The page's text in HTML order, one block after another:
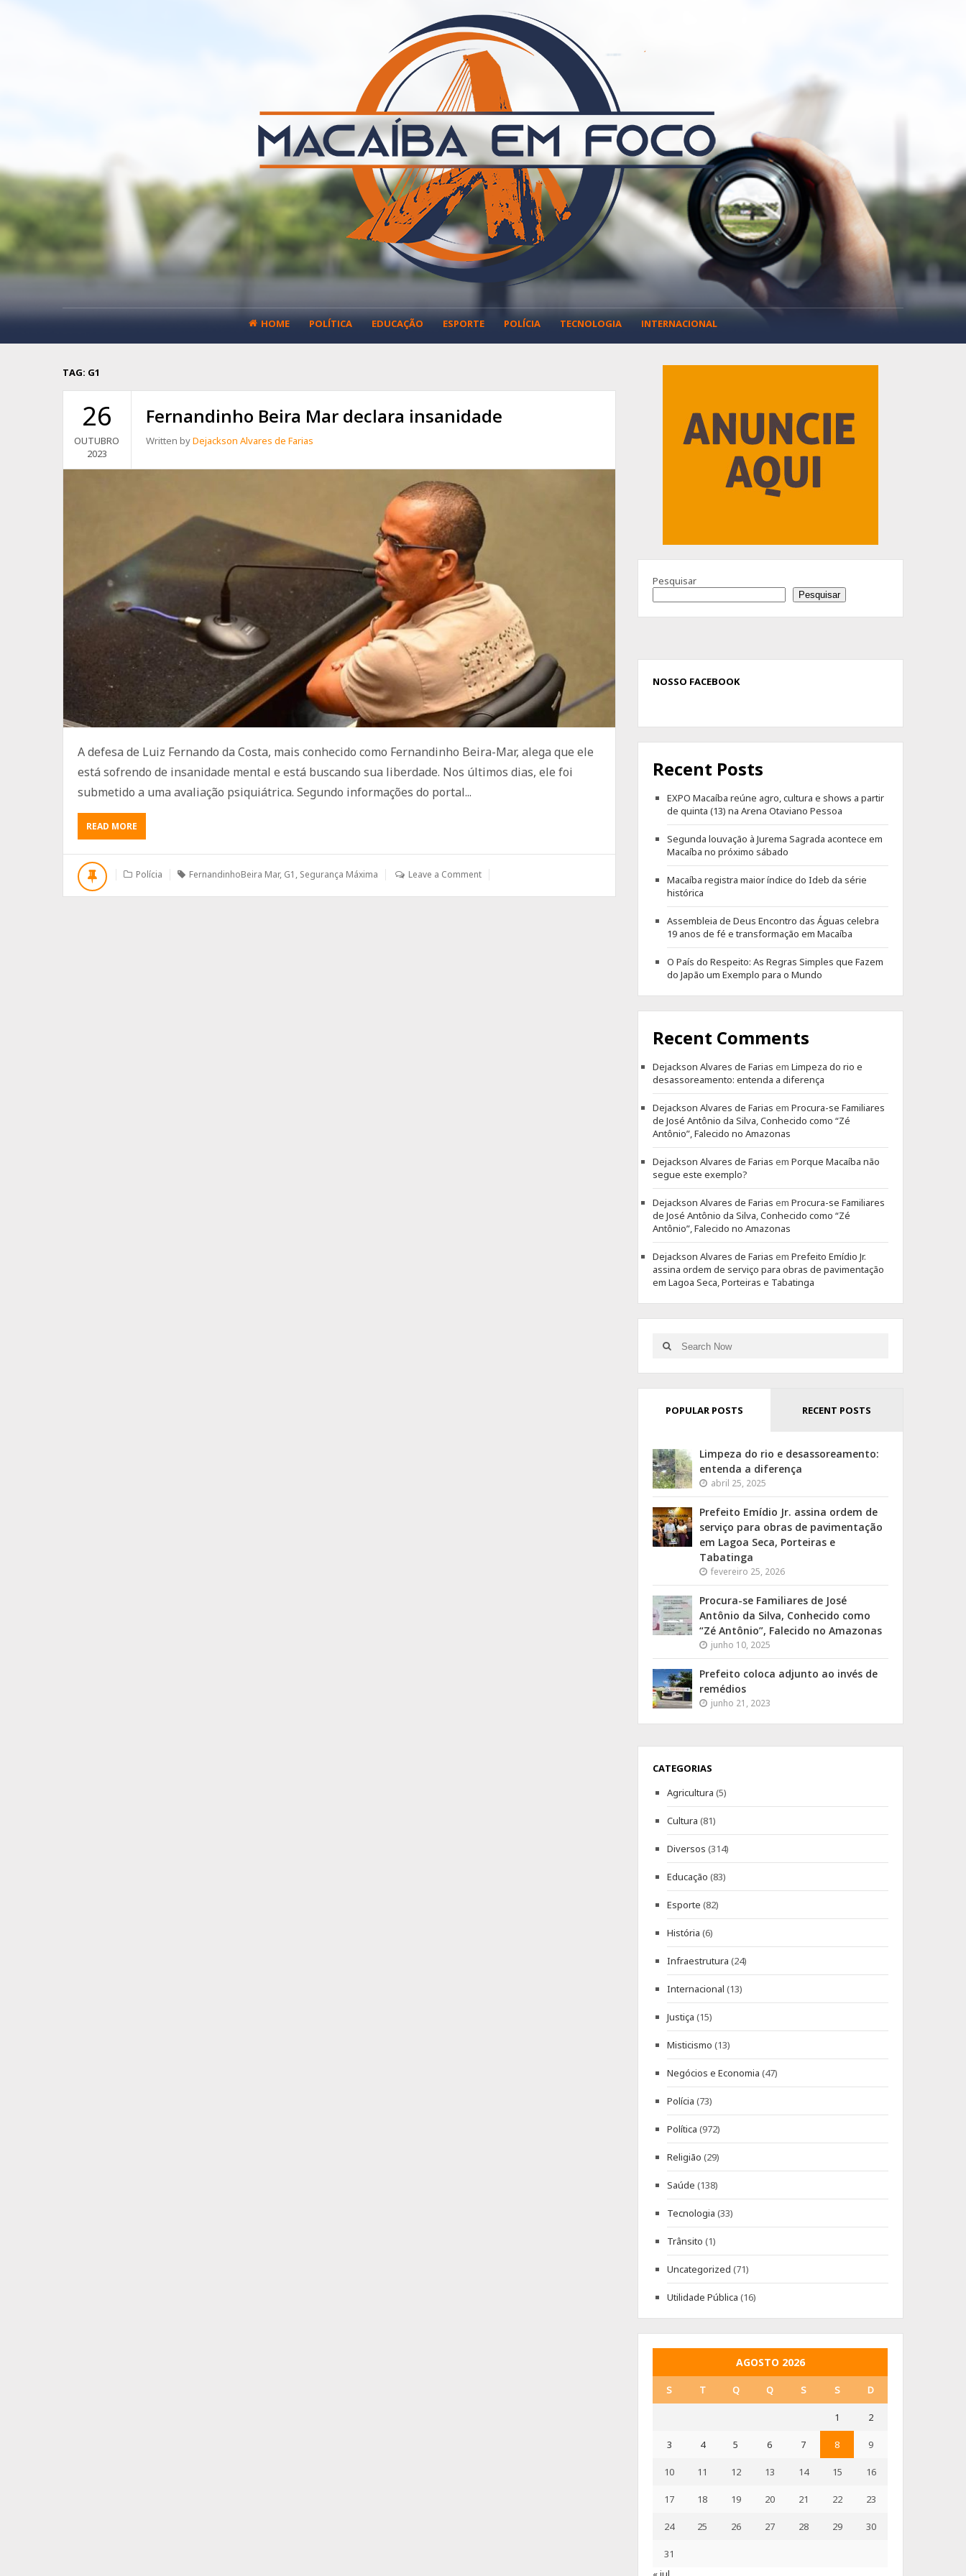
HOME POLÍTICA EDUCAÇÃO ESPORTE POLÍCIA TECNOLOGIA INTERNACIONAL
TAG: G1
26
OUTUBRO
2023
Fernandinho Beira Mar declara insanidade
Written byDejackson Alvares de Farias
A defesa de Luiz Fernando da Costa, mais conhecido como Fernandinho Beira-Mar, alega que ele
está sofrendo de insanidade mental e está buscando sua liberdade. Nos últimos dias, ele foi
submetido a uma avaliação psiquiátrica. Segundo informações do portal...
READ MORE
FERNANDINHO
BEIRA
DECLARA
INSANIDADE
Polícia FernandinhoBeira Mar, G1 , Segurança Máxima Leave a Comment
Pesquisar
Pesquisar
NOSSO FACEBOOK
Recent Posts
EXPO Macaíba reúne agro, cultura e shows a partir
de quinta (13) na Arena Otaviano Pessoa
Segunda louvação à Jurema Sagrada acontece em
Macaíba no próximo sábado
Macaíba registra maior índice do Ideb da série
histórica
Assembleia de Deus Encontro das Águas celebra
19 anos de fé e transformação em Macaíba
O País do Respeito: As Regras Simples que Fazem
do Japão um Exemplo para o Mundo
Recent Comments
Dejackson Alvares de Farias emLimpeza do rio e
desassoreamento: entenda a diferença
Dejackson Alvares de Farias emProcura-se Familiares
de José Antônio da Silva, Conhecido como “Zé
Antônio”, Falecido no Amazonas
Dejackson Alvares de Farias emPorque Macaíba não
segue este exemplo?
Dejackson Alvares de Farias emProcura-se Familiares
de José Antônio da Silva, Conhecido como “Zé
Antônio”, Falecido no Amazonas
Dejackson Alvares de Farias emPrefeito Emídio Jr.
assina ordem de serviço para obras de pavimentação
em Lagoa Seca, Porteiras e Tabatinga
Search
for:
Search
POPULAR POSTS RECENT POSTS
Limpeza do rio e desassoreamento:
entenda a diferença
abril 25, 2025
Prefeito Emídio Jr. assina ordem de
serviço para obras de pavimentação
em Lagoa Seca, Porteiras e
Tabatinga
fevereiro 25, 2026
Procura-se Familiares de José
Antônio da Silva, Conhecido como
“Zé Antônio”, Falecido no Amazonas
junho 10, 2025
Prefeito coloca adjunto ao invés de
remédios
junho 21, 2023
CATEGORIAS
Agricultura (5)
Cultura (81)
Diversos (314)
Educação (83)
Esporte (82)
História (6)
Infraestrutura (24)
Internacional (13)
Justiça (15)
Misticismo (13)
Negócios e Economia (47)
Polícia (73)
Política (972)
Religião (29)
Saúde (138)
Tecnologia (33)
Trânsito (1)
Uncategorized (71)
Utilidade Pública (16)
AGOSTO 2026
S T Q Q S S D
1 2
3 4 5 6 7 8 9
10 11 12 13 14 15 16
17 18 19 20 21 22 23
24 25 26 27 28 29 30
31